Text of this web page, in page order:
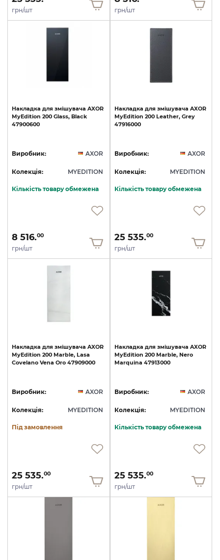
грн/шт грн/шт
Накладка для змішувача AXOR
MyEdition 200 Glass, Black
47900600
Виробник: AXOR
Колекція: MYEDITION
Кількість товару обмежена
8 516.00
грн/шт
Накладка для змішувача AXOR
MyEdition 200 Leather, Grey
47916000
Виробник: AXOR
Колекція: MYEDITION
Кількість товару обмежена
25 535.00
грн/шт
Накладка для змішувача AXOR
MyEdition 200 Marble, Lasa
Covelano Vena Oro 47909000
Виробник: AXOR
Колекція: MYEDITION
Під замовлення
25 535.00
грн/шт
Накладка для змішувача AXOR
MyEdition 200 Marble, Nero
Marquina 47913000
Виробник: AXOR
Колекція: MYEDITION
Кількість товару обмежена
25 535.00
грн/шт